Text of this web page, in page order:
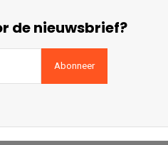
de nieuwsbrief?
Abonneer